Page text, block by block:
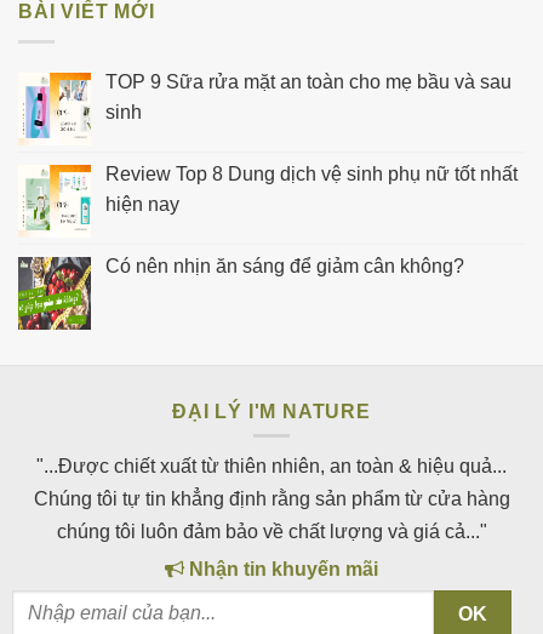
BÀI VIẾT MỚI
TOP 9 Sữa rửa mặt an toàn cho mẹ bầu và sau
sinh
Review Top 8 Dung dịch vệ sinh phụ nữ tốt nhất
hiện nay
Có nên nhịn ăn sáng để giảm cân không?
ĐẠI LÝ I'M NATURE
"...Được chiết xuất từ thiên nhiên, an toàn & hiệu quả...
Chúng tôi tự tin khẳng định rằng sản phẩm từ cửa hàng
chúng tôi luôn đảm bảo về chất lượng và giá cả..."
Nhận tin khuyến mãi